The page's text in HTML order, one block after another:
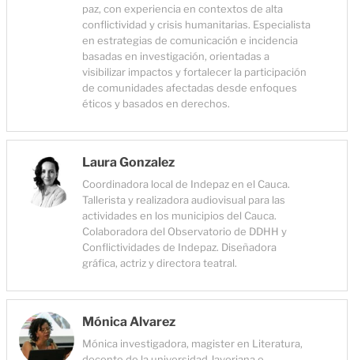
paz, con experiencia en contextos de alta
conflictividad y crisis humanitarias. Especialista
en estrategias de comunicación e incidencia
basadas en investigación, orientadas a
visibilizar impactos y fortalecer la participación
de comunidades afectadas desde enfoques
éticos y basados en derechos.
Laura Gonzalez
Coordinadora local de Indepaz en el Cauca.
Tallerista y realizadora audiovisual para las
actividades en los municipios del Cauca.
Colaboradora del Observatorio de DDHH y
Conflictividades de Indepaz. Diseñadora
gráfica, actriz y directora teatral.
Mónica Alvarez
Mónica investigadora, magister en Literatura,